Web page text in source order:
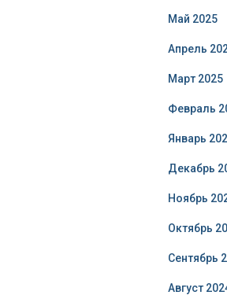
Май 2025
Апрель
Март 2025
Февраль
Январь
Декабрь
Ноябрь
Октябрь
Сентябрь
Август